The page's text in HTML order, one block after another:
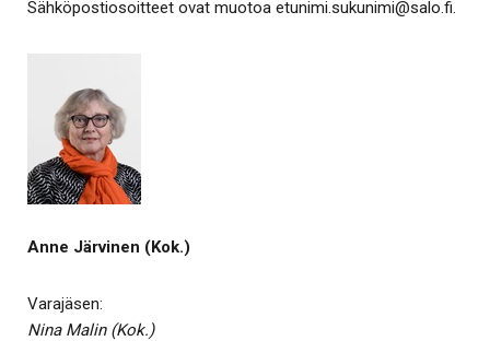
Sähköpostiosoitteet ovat muotoa etunimi.sukunimi@salo.fi.
Anne Järvinen (Kok.)
Varajäsen:
Nina Malin (Kok.)